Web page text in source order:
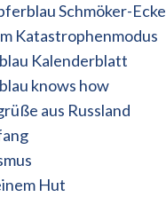
Schmöker-Ecke
Katastrophenmodus
Kalenderblatt
knows how
aus Russland
Hut